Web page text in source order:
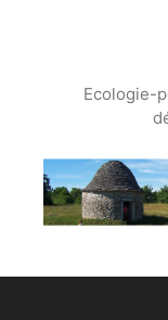
Ecologie-